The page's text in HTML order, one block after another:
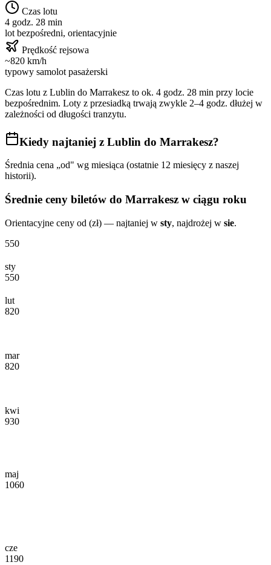
Czas lotu
4 godz. 28 min
lot bezpośredni, orientacyjnie
Prędkość rejsowa
~820 km/h
typowy samolot pasażerski
Czas lotu z Lublin do Marrakesz to ok. 4 godz. 28 min przy locie
bezpośrednim. Loty z przesiadką trwają zwykle 2–4 godz. dłużej w
zależności od długości tranzytu.
Kiedy najtaniej z Lublin do Marrakesz?
Średnia cena „od" wg miesiąca (ostatnie 12 miesięcy z naszej
historii).
Średnie ceny biletów do Marrakesz w ciągu roku
Orientacyjne ceny od (zł) — najtaniej w sty, najdrożej w sie.
550
sty
550
lut
820
mar
820
kwi
930
maj
1060
cze
1190